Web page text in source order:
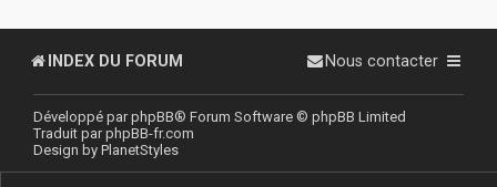
INDEX DU FORUM Nous contacter
Développé parphpBB® Forum Software © phpBB Limited
Traduit parphpBB-fr.com
Design by PlanetStyles